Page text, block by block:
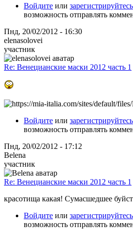
Войдите или зарегистрируйтесь
возможность отправлять
Пнд, 20/02/2012 - 16:30
elenasolovei
участник
Re: Венецианские маски 2012 часть 1
Войдите или зарегистрируйтесь
возможность отправлять
Пнд, 20/02/2012 - 17:12
Belena
участник
Re: Венецианские маски 2012 часть 1
красотища какая! Сумасшедшее
Войдите или зарегистрируйтесь
возможность отправлять